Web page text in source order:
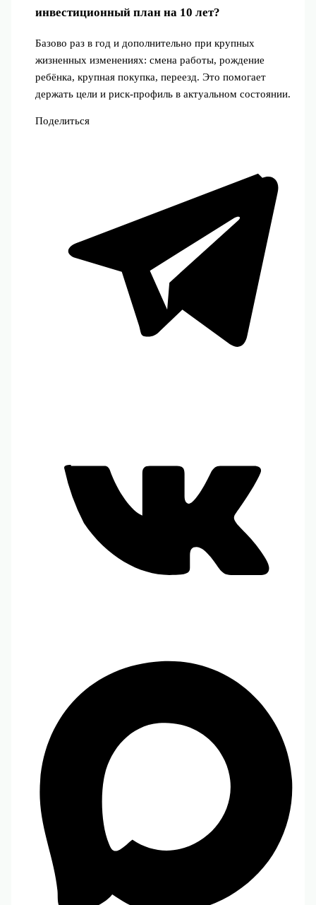
инвестиционный план на 10 лет?
Базово раз в год и дополнительно при крупных
жизненных изменениях: смена работы, рождение
ребёнка, крупная покупка, переезд. Это помогает
держать цели и риск‑профиль в актуальном состоянии.
Поделиться